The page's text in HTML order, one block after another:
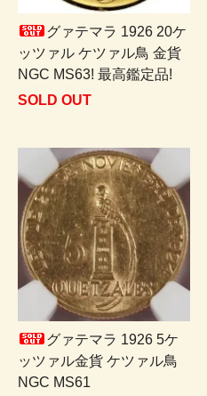
グァテマラ 1926 20ケ
ッツァル ケツァル鳥 金貨
NGC MS63! 最高鑑定品!
SOLD OUT
グァテマラ 1926 5ケ
ッツァル金貨 ケツァル鳥
NGC MS61